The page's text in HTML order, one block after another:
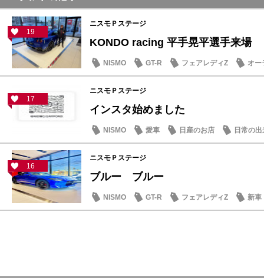
19
ニスモＰステージ
KONDO racing 平手晃平選手来場
NISMO GT-R フェアレディZ オー
17
ニスモＰステージ
インスタ始めました
NISMO 愛車 日産のお店 日常の
16
ニスモＰステージ
ブルー ブルー
NISMO GT-R フェアレディZ 新車